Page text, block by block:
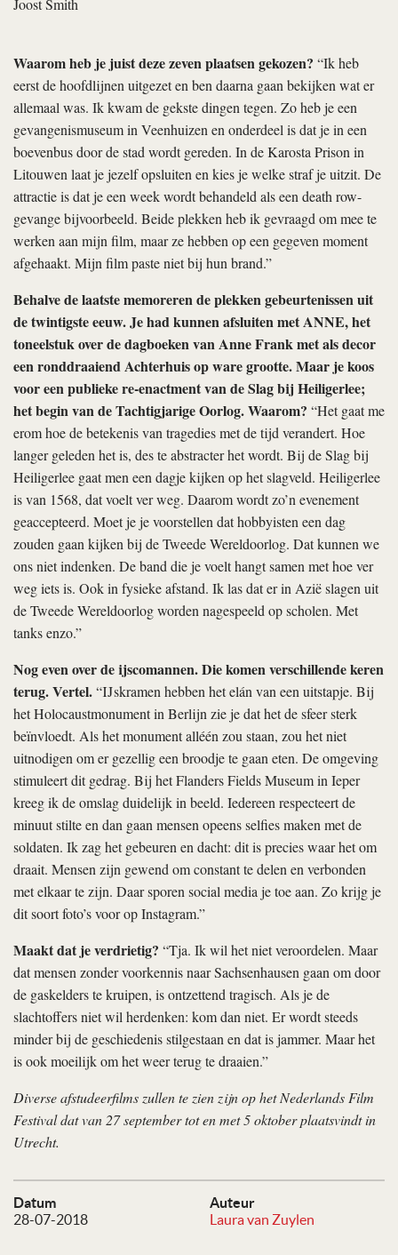
Datum
28-07-2018
Auteur
Laura van Zuylen
Joost Smith
Waarom heb je juist deze zeven plaatsen gekozen? “Ik heb
eerst de hoofdlijnen uitgezet en ben daarna gaan bekijken wat er
allemaal was. Ik kwam de gekste dingen tegen. Zo heb je een
gevangenismuseum in Veenhuizen en onderdeel is dat je in een
boevenbus door de stad wordt gereden. In de Karosta Prison in
Litouwen laat je jezelf opsluiten en kies je welke straf je uitzit. De
attractie is dat je een week wordt behandeld als een death row-
gevange bijvoorbeeld. Beide plekken heb ik gevraagd om mee te
werken aan mijn film, maar ze hebben op een gegeven moment
afgehaakt. Mijn film paste niet bij hun brand.”
Behalve de laatste memoreren de plekken gebeurtenissen uit
de twintigste eeuw. Je had kunnen afsluiten met ANNE, het
toneelstuk over de dagboeken van Anne Frank met als decor
een ronddraaiend Achterhuis op ware grootte. Maar je koos
voor een publieke re-enactment van de Slag bij Heiligerlee;
het begin van de Tachtigjarige Oorlog. Waarom? “Het gaat me
erom hoe de betekenis van tragedies met de tijd verandert. Hoe
langer geleden het is, des te abstracter het wordt. Bij de Slag bij
Heiligerlee gaat men een dagje kijken op het slagveld. Heiligerlee
is van 1568, dat voelt ver weg. Daarom wordt zo’n evenement
geaccepteerd. Moet je je voorstellen dat hobbyisten een dag
zouden gaan kijken bij de Tweede Wereldoorlog. Dat kunnen we
ons niet indenken. De band die je voelt hangt samen met hoe ver
weg iets is. Ook in fysieke afstand. Ik las dat er in Azië slagen uit
de Tweede Wereldoorlog worden nagespeeld op scholen. Met
tanks enzo.”
Nog even over de ijscomannen. Die komen verschillende keren
terug. Vertel.“IJskramen hebben het elán van een uitstapje. Bij
het Holocaustmonument in Berlijn zie je dat het de sfeer sterk
beïnvloedt. Als het monument alléén zou staan, zou het niet
uitnodigen om er gezellig een broodje te gaan eten. De omgeving
stimuleert dit gedrag. Bij het Flanders Fields Museum in Ieper
kreeg ik de omslag duidelijk in beeld. Iedereen respecteert de
minuut stilte en dan gaan mensen opeens selfies maken met de
soldaten. Ik zag het gebeuren en dacht: dit is precies waar het om
draait. Mensen zijn gewend om constant te delen en verbonden
met elkaar te zijn. Daar sporen social media je toe aan. Zo krijg je
dit soort foto’s voor op Instagram.”
Maakt dat je verdrietig? “Tja. Ik wil het niet veroordelen. Maar
dat mensen zonder voorkennis naar Sachsenhausen gaan om door
de gaskelders te kruipen, is ontzettend tragisch. Als je de
slachtoffers niet wil herdenken: kom dan niet. Er wordt steeds
minder bij de geschiedenis stilgestaan en dat is jammer. Maar het
is ook moeilijk om het weer terug te draaien.”
Diverse afstudeerfilms zullen te zien zijn op het Nederlands Film
Festival dat van 27 september tot en met 5 oktober plaatsvindt in
Utrecht.